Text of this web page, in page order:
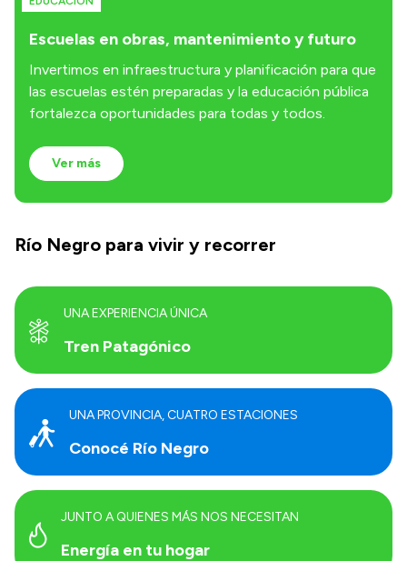
Escuelas en obras, mantenimiento y futuro
Invertimos en infraestructura y planificación para que
las escuelas estén preparadas y la educación pública
fortalezca oportunidades para todas y todos.
Ver más
Río Negro para vivir y recorrer
Tren Patagónico
UNA EXPERIENCIA ÚNICA
Conocé Río Negro
UNA PROVINCIA, CUATRO ESTACIONES
Energía en tu hogar
JUNTO A QUIENES MÁS NOS NECESITAN